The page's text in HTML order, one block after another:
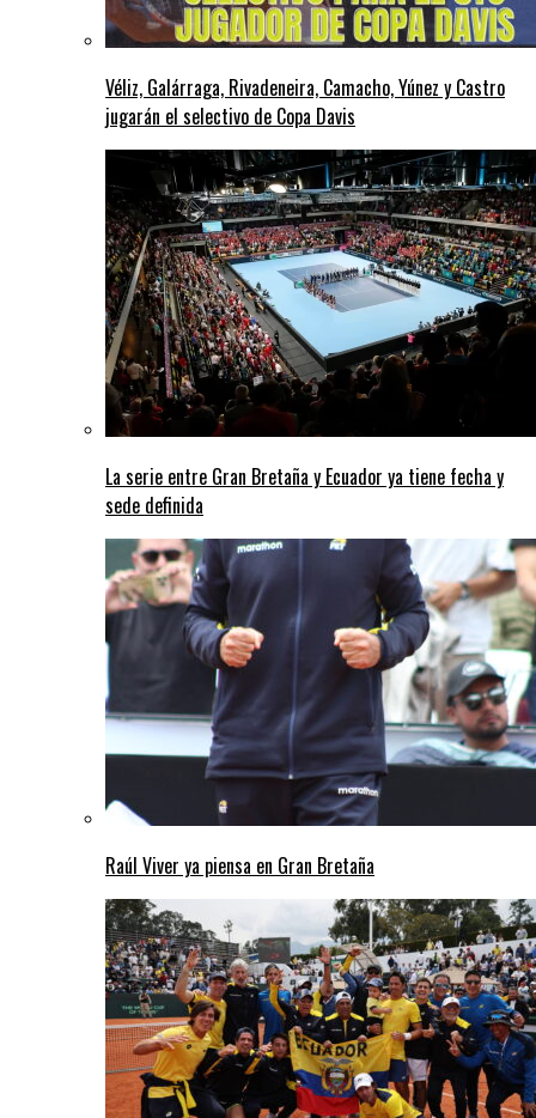
Véliz, Galárraga, Rivadeneira, Camacho, Yúnez y Castro
jugarán el selectivo de Copa Davis
La serie entre Gran Bretaña y Ecuador ya tiene fecha y
sede definida
Raúl Viver ya piensa en Gran Bretaña